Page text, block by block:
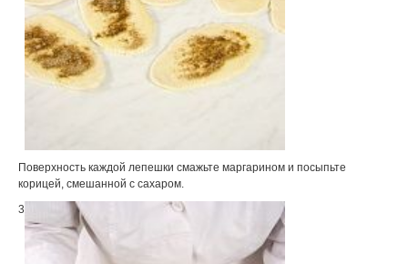
Поверхность каждой лепешки смажьте маргарином и посыпьте
корицей, смешанной с сахаром.
3